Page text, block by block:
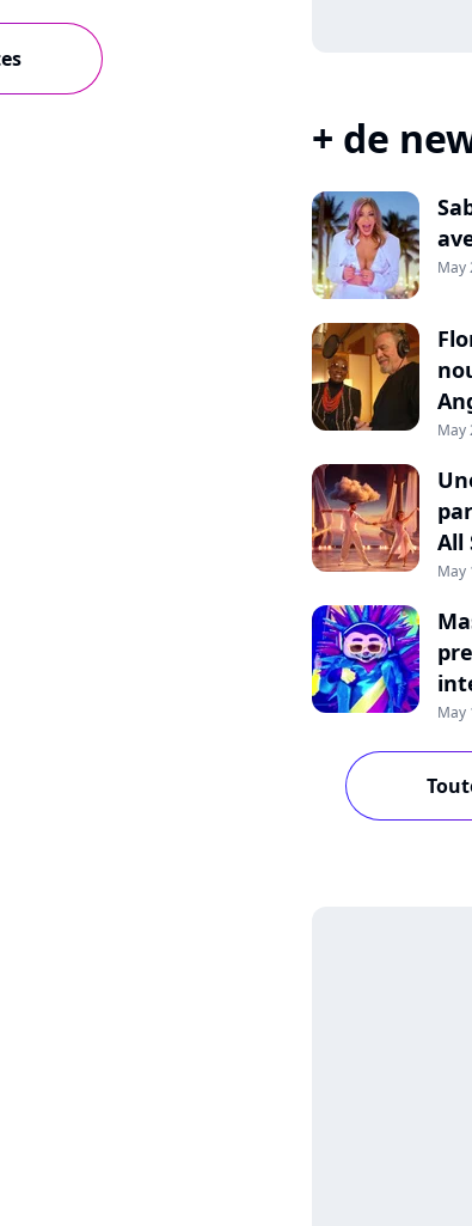
+ de
May
May
All
May
May